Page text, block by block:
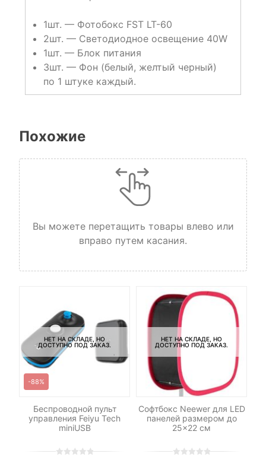
1шт. — Фотобокс FST LT-60
2шт. — Светодиодное освещение 40W
1шт. — Блок питания
3шт. — Фон (белый, желтый черный)
по 1 штуке каждый.
Похожие
Вы можете перетащить товары влево или
вправо путем касания.
НЕТ НА СКЛАДЕ, НО
ДОСТУПНО ПОД ЗАКАЗ.
-88%
Беспроводной пульт
управления Feiyu Tech
miniUSB
НЕТ НА СКЛАДЕ, НО
ДОСТУПНО ПОД ЗАКАЗ.
Софтбокс Neewer для LED
панелей размером до
25×22 см